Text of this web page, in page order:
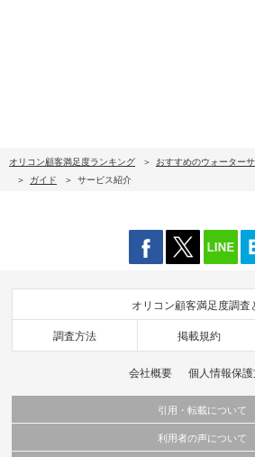
オリコン顧客満足度ランキング
おすすめのウォーター
ガイド
サービス紹介
オリコン顧客満足度調査
調査方法 掲載規約
会社概要 個人情報保
引用・転載について
当サイトで公開されている情報（文字、写真、イラスト
利用者の声について